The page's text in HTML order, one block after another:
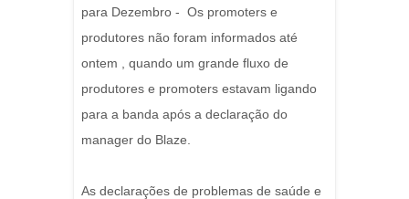
para Dezembro - Os promoters e
produtores não foram informados até
ontem , quando um grande fluxo de
produtores e promoters estavam ligando
para a banda após a declaração do
manager do Blaze.
As declarações de problemas de saúde e